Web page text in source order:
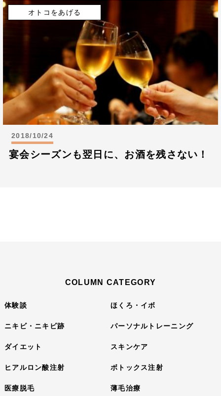
オトコをあげる
2018/10/24
宴会シーズンも翌日に、お酒を残さない！
COLUMN CATEGORY
体験談 ほくろ・イボ
ニキビ・ニキビ跡 パーソナルトレーニング
ダイエット スキンケア
ヒアルロン酸注射 ボトックス注射
医療脱毛 薄毛治療